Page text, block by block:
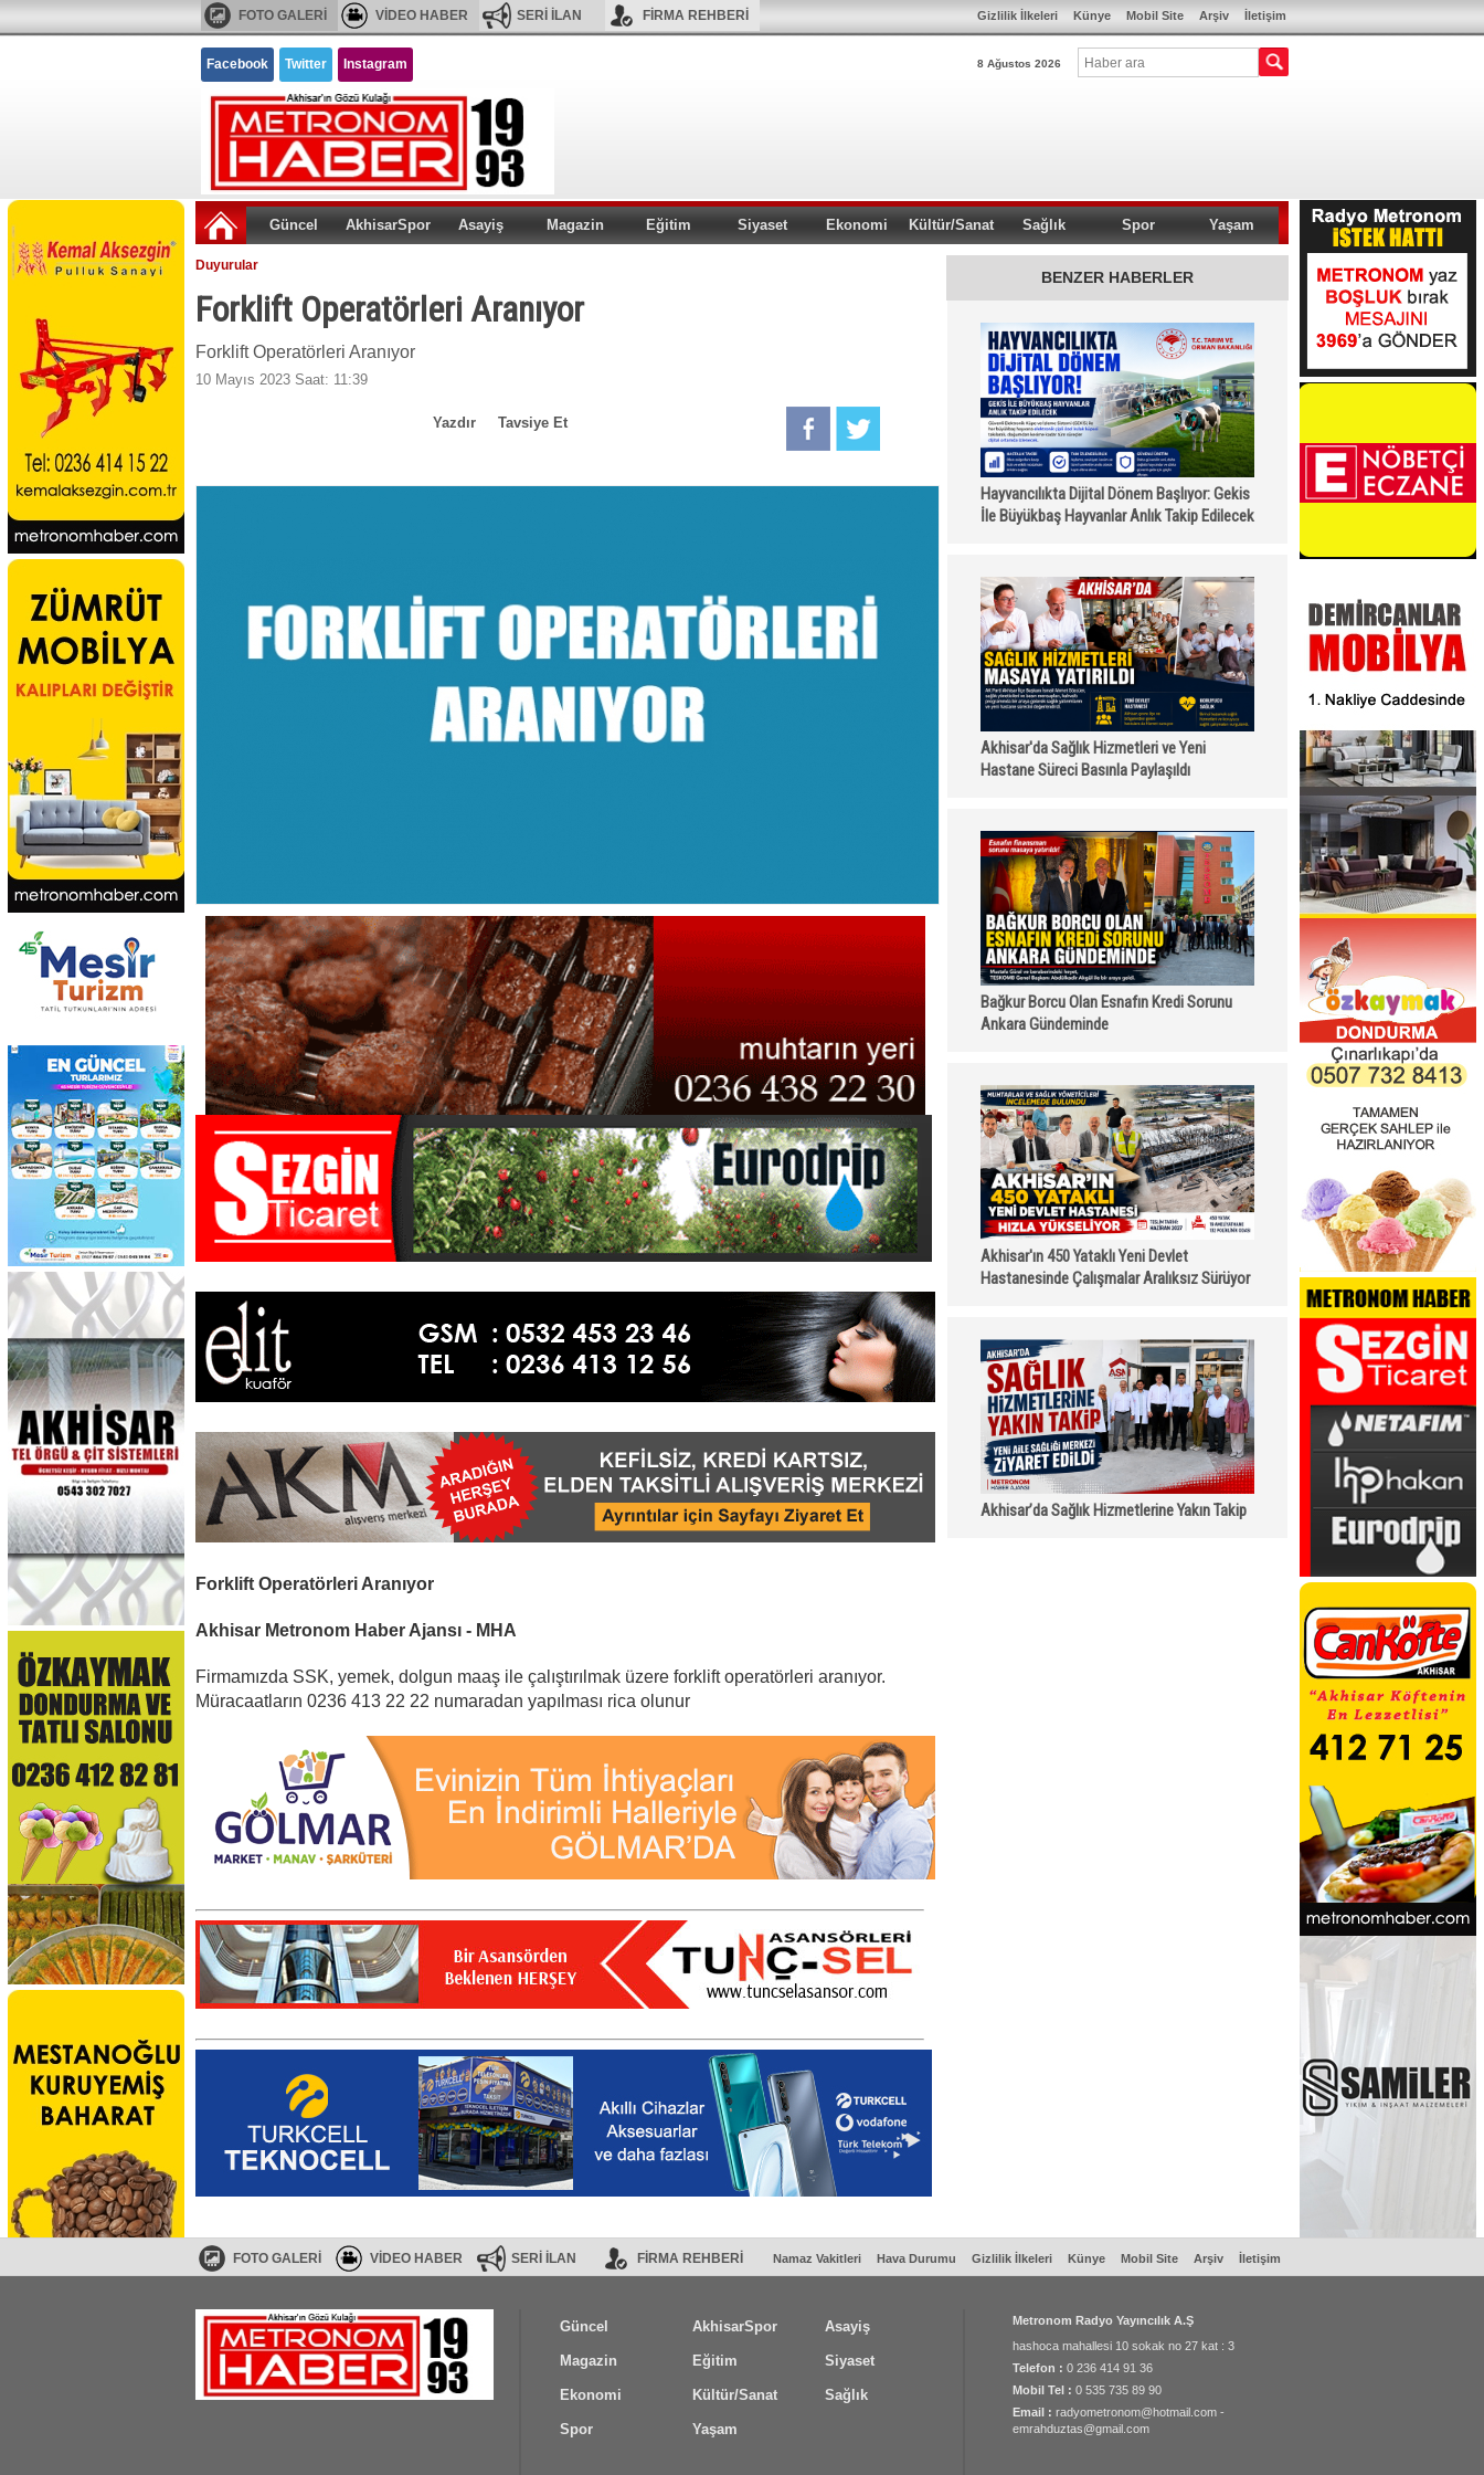
FOTO GALERİ VİDEO HABER SERİ İLAN FİRMA REHBERİ İletişim
Arşiv
Mobil Site
Künye
Gizlilik İlkeleri
Facebook Twitter Instagram 8 Ağustos 2026
Güncel AkhisarSpor Asayiş Magazin Eğitim Siyaset Ekonomi Kültür/Sanat Sağlık Spor Yaşam
BENZER HABERLER
Hayvancılıkta Dijital Dönem Başlıyor: Gekis
İle Büyükbaş Hayvanlar Anlık Takip Edilecek
Akhisar'da Sağlık Hizmetleri ve Yeni
Hastane Süreci Basınla Paylaşıldı
Bağkur Borcu Olan Esnafın Kredi Sorunu
Ankara Gündeminde
Akhisar'ın 450 Yataklı Yeni Devlet
Hastanesinde Çalışmalar Aralıksız Sürüyor
Akhisar’da Sağlık Hizmetlerine Yakın Takip
Duyurular
Forklift Operatörleri Aranıyor
Forklift Operatörleri Aranıyor
10 Mayıs 2023 Saat: 11:39
Tavsiye Et
Yazdır
Forklift Operatörleri Aranıyor
Akhisar Metronom Haber Ajansı - MHA
Firmamızda SSK, yemek, dolgun maaş ile çalıştırılmak üzere forklift operatörleri aranıyor.
Müracaatların 0236 413 22 22 numaradan yapılması rica olunur
FOTO GALERİ VİDEO HABER SERİ İLAN FİRMA REHBERİ İletişim
Arşiv
Mobil Site
Künye
Gizlilik İlkeleri
Hava Durumu
Namaz Vakitleri
Metronom Radyo Yayıncılık A.Ş
hashoca mahallesi 10 sokak no 27 kat : 3
Telefon : 0 236 414 91 36
Mobil Tel : 0 535 735 89 90
Email : radyometronom@hotmail.com -
emrahduztas@gmail.com
Güncel AkhisarSpor Asayiş
Magazin Eğitim Siyaset
Ekonomi Kültür/Sanat Sağlık
Spor Yaşam